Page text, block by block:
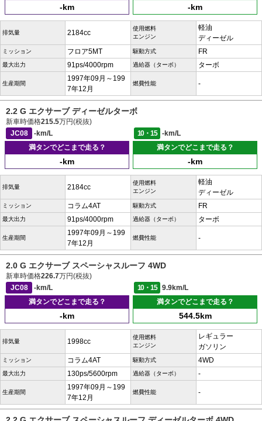
-km -km
排気量 2184cc
使用燃料
エンジン
軽油
ディーゼル
ミッション フロア5MT 駆動方式 FR
最大出力 91ps/4000rpm 過給器（ターボ） ターボ
生産期間
1997年09月～199
7年12月
燃費性能 -
2.2 G エクサーブ ディーゼルターボ
新車時価格215.5万円(税抜)
JC08
-km/L 10・15
-km/L
満タンでどこまで走る？
-km
満タンでどこまで走る？
-km
排気量 2184cc
使用燃料
エンジン
軽油
ディーゼル
ミッション コラム4AT 駆動方式 FR
最大出力 91ps/4000rpm 過給器（ターボ） ターボ
生産期間
1997年09月～199
7年12月
燃費性能 -
2.0 G エクサーブ スペーシャスルーフ 4WD
新車時価格226.7万円(税抜)
JC08
-km/L 10・15
9.9km/L
満タンでどこまで走る？
-km
満タンでどこまで走る？
544.5km
排気量 1998cc
使用燃料
エンジン
レギュラー
ガソリン
ミッション コラム4AT 駆動方式 4WD
最大出力 130ps/5600rpm 過給器（ターボ） -
生産期間
1997年09月～199
7年12月
燃費性能 -